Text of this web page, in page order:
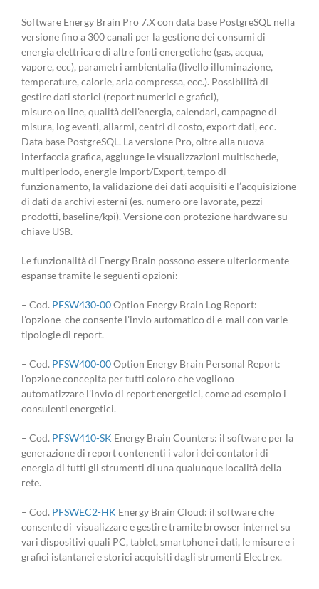
Software Energy Brain Pro 7.X con data base PostgreSQL nella
versione fino a 300 canali per la gestione dei consumi di
energia elettrica e di altre fonti energetiche (gas, acqua,
vapore, ecc), parametri ambientalia (livello illuminazione,
temperature, calorie, aria compressa, ecc.). Possibilità di
gestire dati storici (report numerici e grafici),
misure on line, qualità dell’energia, calendari, campagne di
misura, log eventi, allarmi, centri di costo, export dati, ecc.
Data base PostgreSQL. La versione Pro, oltre alla nuova
interfaccia grafica, aggiunge le visualizzazioni multischede,
multiperiodo, energie Import/Export, tempo di
funzionamento, la validazione dei dati acquisiti e l’acquisizione
di dati da archivi esterni (es. numero ore lavorate, pezzi
prodotti, baseline/kpi). Versione con protezione hardware su
chiave USB.
Le funzionalità di Energy Brain possono essere ulteriormente
espanse tramite le seguenti opzioni:
– Cod. PFSW430-00Option Energy Brain Log Report:
l’opzione che consente l’invio automatico di e-mail con varie
tipologie di report.
– Cod. PFSW400-00Option Energy Brain Personal Report:
l’opzione concepita per tutti coloro che vogliono
automatizzare l’invio di report energetici, come ad esempio i
consulenti energetici.
– Cod. PFSW410-SK Energy Brain Counters: il software per la
generazione di report contenenti i valori dei contatori di
energia di tutti gli strumenti di una qualunque località della
rete.
– Cod. PFSWEC2-HK Energy Brain Cloud: il software che
consente di visualizzare e gestire tramite browser internet su
vari dispositivi quali PC, tablet, smartphone i dati, le misure e i
grafici istantanei e storici acquisiti dagli strumenti Electrex.